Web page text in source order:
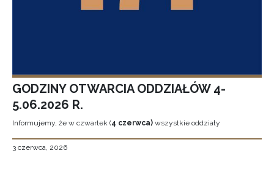
GODZINY OTWARCIA ODDZIAŁÓW 4-
5.06.2026 R.
Informujemy, że w czwartek (4 czerwca) wszystkie oddziały
3 czerwca, 2026